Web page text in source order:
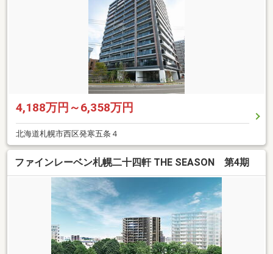
4,188万円～6,358万円
北海道札幌市西区発寒五条４
ファインレーベン札幌二十四軒 THE SEASON 第4期